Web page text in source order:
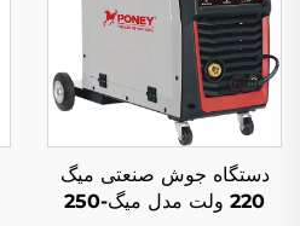
دستگاه جوش صنعتی میگ
220 ولت مدل میگ-250